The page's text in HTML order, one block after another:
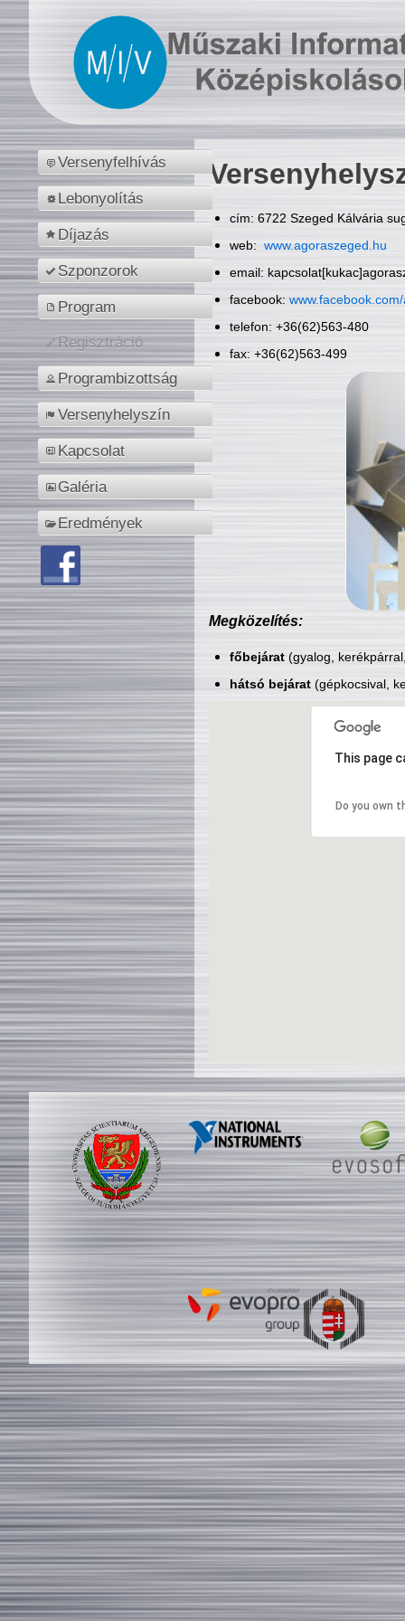
Versenyfelhívás
Lebonyolítás
Díjazás
Szponzorok
Program
Regisztráció
Programbizottság
Versenyhelyszín
Kapcsolat
Galéria
Eredmények
cím: 6722 Szeged Kálvária
web: www.agoraszeged.hu
email:
facebook:
telefon: +36(62)563-480
fax: +36(62)563-499
Megközelítés:
főbejárat(gyalog,
hátsó bejárat(gépkocsival,
This page
Do you own